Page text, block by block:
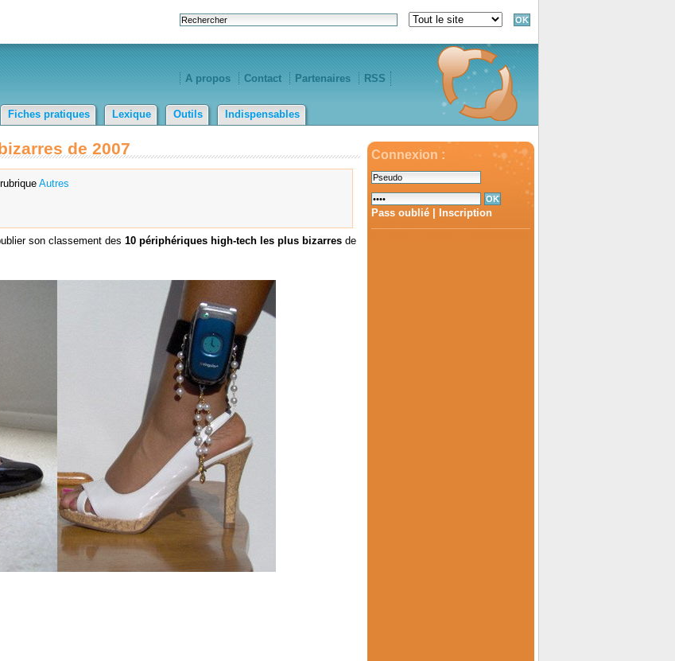
A propos Contact Partenaires RSS
Fiches pratiques Lexique Outils Indispensables
Connexion :
Pass oublié Inscription
de 2007
Autres
son classement des 10 périphériques high-tech les plus bizarresde